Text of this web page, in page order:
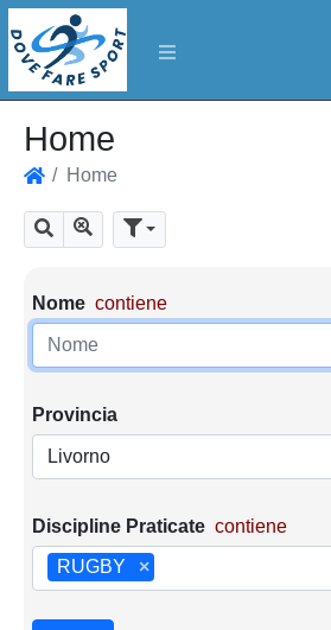
Home
Home
Cerca Mostra tutti i risultati
Parametri di ricerca
Nome contiene
Provincia
Livorno
Discipline Praticate contiene
×
RUGBY